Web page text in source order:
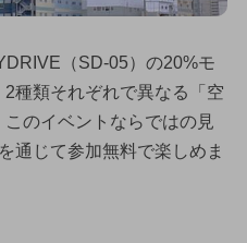
（SD-05）の20%モ
種類それぞれで異なる「空
のイベントならではの見
通じて参加無料で楽しめま